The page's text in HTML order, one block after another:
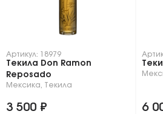
Артикул: 18979
Текила Don Ramon
Reposado
Мексика Текила
3 500 ₽ 6